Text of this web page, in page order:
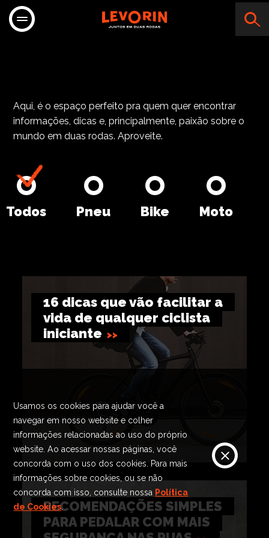
Aqui, é o espaço perfeito pra quem quer encontrar
informações, dicas e, principalmente, paixão sobre o
mundo em duas rodas. Aproveite.
Todos Pneu Bike Moto
16 dicas que vão facilitar a
vida de qualquer ciclista
iniciante
RECOMENDAÇÕES SIMPLES
PARA PEDALAR COM MAIS
Usamos os cookies para ajudar você a
navegar em nosso website e colher
informações relacionadas ao uso do próprio
website. Ao acessar nossas páginas, você
concorda com o uso dos cookies. Para mais
informações sobre cookies, ou se não
concorda com isso, consulte nossa Política
de Cookies.